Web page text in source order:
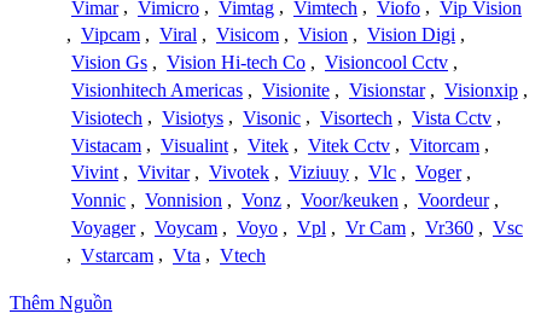
Vimar , Vimicro , Vimtag , Vimtech , Viofo , Vip Vision
, Vipcam , Viral , Visicom , Vision , Vision Digi ,
Vision Gs , Vision Hi-tech Co , Visioncool Cctv ,
Visionhitech Americas , Visionite , Visionstar , Visionxip ,
Visiotech , Visiotys , Visonic , Visortech , Vista Cctv ,
Vistacam , Visualint , Vitek , Vitek Cctv , Vitorcam ,
Vivint , Vivitar , Vivotek , Viziuuy , Vlc , Voger ,
Vonnic , Vonnision , Vonz , Voor/keuken , Voordeur ,
Voyager , Voycam , Voyo , Vpl , Vr Cam , Vr360 , Vsc
, Vstarcam , Vta , Vtech
Thêm Nguồn